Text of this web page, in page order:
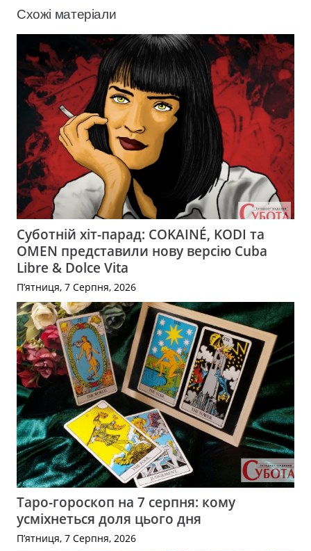
Схожі матеріали
Суботній хіт-парад: COKAINÉ, KODI та
OMEN представили нову версію Cuba
Libre & Dolce Vita
П’ятниця, 7 Серпня, 2026
Таро-гороскоп на 7 серпня: кому
усміхнеться доля цього дня
П’ятниця, 7 Серпня, 2026